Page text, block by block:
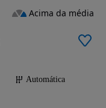
Automática
Acima da média